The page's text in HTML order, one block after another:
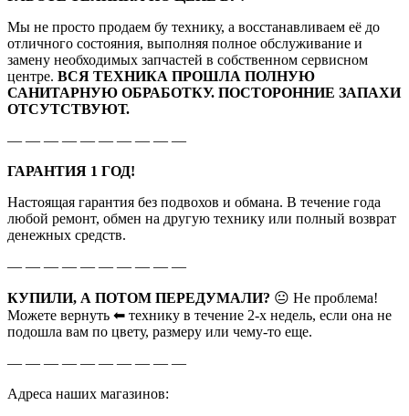
Мы не просто продаем бу технику, а восстанавливаем её до
отличного состояния, выполняя полное обслуживание и
замену необходимых запчастей в собственном сервисном
центре. ВСЯ ТЕХНИКА ПРОШЛА ПОЛНУЮ
САНИТАРНУЮ ОБРАБОТКУ. ПОСТОРОННИЕ ЗАПАХИ
ОТСУТСТВУЮТ.
— — — — — — — — — —
ГАРАНТИЯ 1 ГОД!
Настоящая гарантия без подвохов и обмана. В течение года
любой ремонт, обмен на другую технику или полный возврат
денежных средств.
— — — — — — — — — —
КУПИЛИ, А ПОТОМ ПЕРЕДУМАЛИ? 😐 Не проблема!
Можете вернуть ⬅ технику в течение 2-х недель, если она не
подошла вам по цвету, размеру или чему-то еще.
— — — — — — — — — —
Адреса наших магазинов: